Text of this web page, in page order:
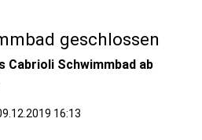
geschlossen
Cabrioli Schwimmbad ab
16:13